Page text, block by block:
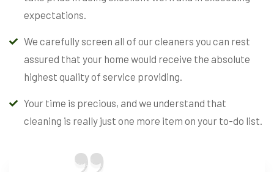
expectations.
We carefully screen all of our cleaners you can rest
assured that your home would receive the absolute
highest quality of service providing.
Your time is precious, and we understand that
cleaning is really just one more item on your to-do list.